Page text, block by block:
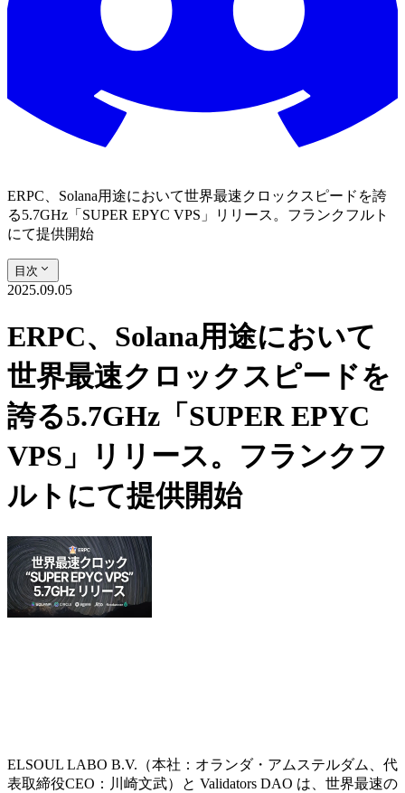
ERPC、Solana用途において世界最速クロックスピードを誇
る5.7GHz「SUPER EPYC VPS」リリース。フランクフルト
にて提供開始
目次
2025.09.05
ERPC、Solana用途において
世界最速クロックスピードを
誇る5.7GHz「SUPER EPYC
VPS」リリース。フランクフ
ルトにて提供開始
ELSOUL LABO B.V.（本社：オランダ・アムステルダム、代
表取締役CEO：川崎文武）と Validators DAO は、世界最速の